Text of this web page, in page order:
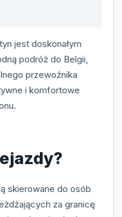
jest doskonałym
podróż do Belgii,
przewoźnika
i komfortowe
skierowane do osób
za granicę